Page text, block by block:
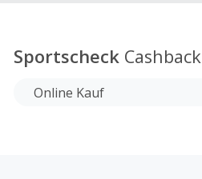
Sportscheck Cashback
Online Kauf